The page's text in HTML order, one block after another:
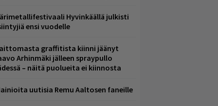
Hyvinkäällä julkisti
ensi vuodelle
graffitista kiinni jäänyt
Arhinmäki jälleen spraypullo
– näitä puolueita ei kiinnosta
uutisia Remu Aaltosen faneille